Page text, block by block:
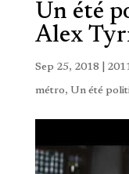
Un été
Alex
Sep 25, 2018
métro, Un été